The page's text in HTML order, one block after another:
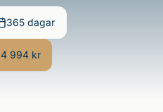
365 dagar
4 994 kr